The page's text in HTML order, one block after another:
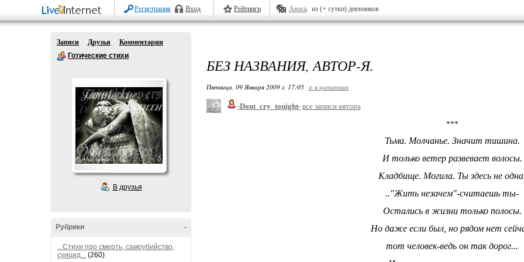
Регистрация Вход Рейтинги Авось из (+ сутки) дневников
Записи Друзья
Комментарии
Готические стихи
В друзья
-
Рубрики
...Стихи про смерть, самоубийство,
суицид... (260)
БЕЗ НАЗВАНИЯ, АВТОР-Я.
Пятница, 09 Января 2009 г. 17:05 + в цитатник
-Dont_cry_tonight- все записи автора
***
Тьма. Молчанье. Значит тишина.
И только ветер развевает волосы.
Кладбище. Могила. Ты здесь не
.."Жить незачем"-считаешь ты-
Остались в жизни только полосы.
Но даже если был, но рядом нет
тот человек-ведь он так дорог...